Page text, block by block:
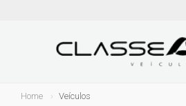
Home Veículos